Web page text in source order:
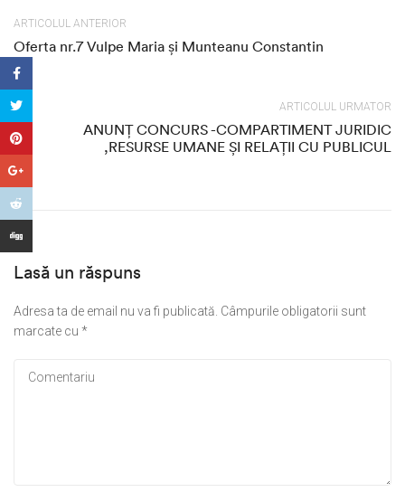
ARTICOLUL ANTERIOR
Oferta nr.7 Vulpe Maria și Munteanu Constantin
ARTICOLUL URMATOR
ANUNȚ CONCURS -COMPARTIMENT JURIDIC
,RESURSE UMANE ȘI RELAȚII CU PUBLICUL
Lasă un răspuns
Adresa ta de email nu va fi publicată. Câmpurile obligatorii sunt
marcate cu *